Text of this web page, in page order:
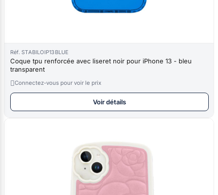
Réf. STABILOIP13BLUE
Coque tpu renforcée avec liseret noir pour iPhone 13 - bleu
transparent
Connectez-vous pour voir le prix
Voir détails